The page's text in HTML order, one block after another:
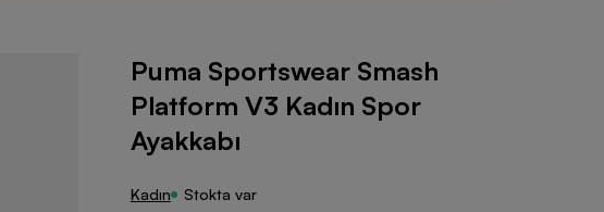
Puma Sportswear Smash Platform V3 Kadın Spor Ayakkabı
Puma Sportswear Smash
Platform V3 Kadın Spor
Ayakkabı
Kadın Stokta var